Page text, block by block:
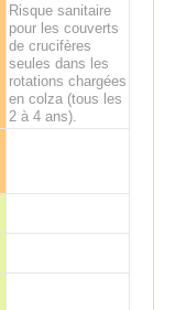
Risque sanitaire
pour les couverts
de crucifères
seules dans les
rotations chargées
en colza (tous les
2 à 4 ans).